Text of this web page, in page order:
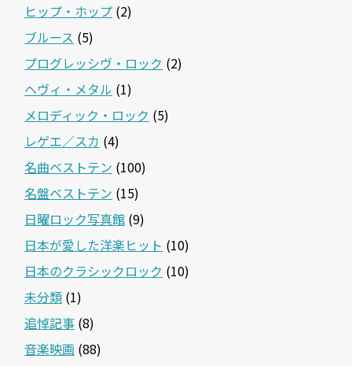
ヒップ・ホップ (2)
ブルース (5)
プログレッシヴ・ロック (2)
ヘヴィ・メタル (1)
メロディック・ロック (5)
レゲエ／スカ (4)
名曲ベストテン (100)
名盤ベストテン (15)
日曜ロック写真館 (9)
日本が愛した洋楽ヒット (10)
日本のクラシックロック (10)
未分類 (1)
追悼記事 (8)
音楽映画 (88)